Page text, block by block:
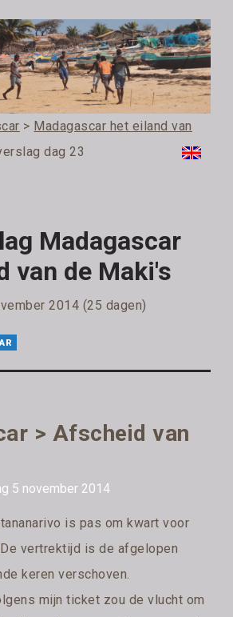
> Madagascar het eiland van
dag 23
Madagascar
van de Maki's
2014 (25 dagen)
> Afscheid van
5 november 2014
is pas om kwart voor
vertrektijd is de afgelopen
keren verschoven.
mijn ticket zou de vlucht om